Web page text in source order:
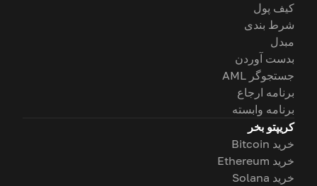
کیف پول
شرط بندی
مبدل
بدست آوردن
جستجوگر AML
برنامه ارجاع
برنامه وابسته
کریپتو بخر
خرید Bitcoin
خرید Ethereum
خرید Solana